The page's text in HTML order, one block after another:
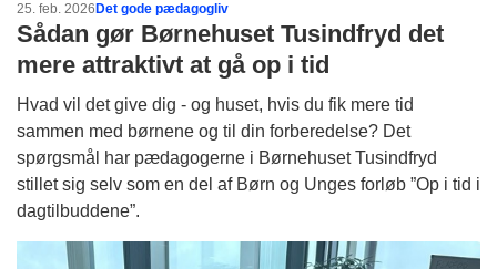
25. feb. 2026 Det gode pædagogliv
Sådan gør Børnehuset Tusindfryd det
mere attraktivt at gå op i tid
Hvad vil det give dig - og huset, hvis du fik mere tid
sammen med børnene og til din forberedelse? Det
spørgsmål har pædagogerne i Børnehuset Tusindfryd
stillet sig selv som en del af Børn og Unges forløb ”Op i tid i
dagtilbuddene”.